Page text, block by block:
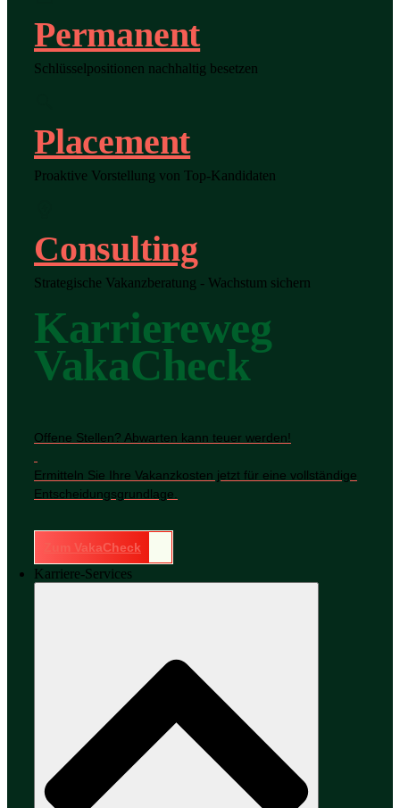
Permanent
Schlüsselpositionen nachhaltig besetzen
Placement
Proaktive Vorstellung von Top-Kandidaten
Consulting
Strategische Vakanzberatung - Wachstum sichern
Karriereweg
VakaCheck
Offene Stellen? Abwarten kann teuer werden!
Ermitteln Sie Ihre Vakanzkosten jetzt für eine vollständige
Entscheidungsgrundlage.
Zum VakaCheck
Karriere-Services